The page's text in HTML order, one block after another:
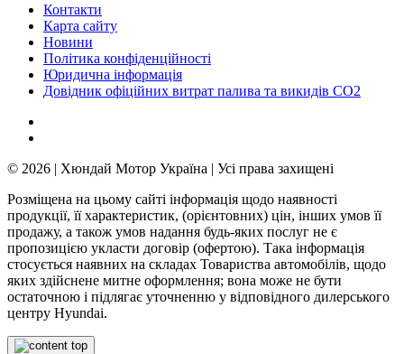
Контакти
Карта сайту
Новини
Політика конфіденційності
Юридична інформація
Довідник офіційних витрат палива та викидів СО2
© 2026 | Хюндай Мотор Україна | Усі права захищені
Розміщена на цьому сайті інформація щодо наявності
продукції, її характеристик, (орієнтовних) цін, інших умов її
продажу, а також умов надання будь-яких послуг не є
пропозицією укласти договір (офертою). Така інформація
стосується наявних на складах Товариства автомобілів, щодо
яких здійснене митне оформлення; вона може не бути
остаточною і підлягає уточненню у відповідного дилерського
центру Hyundai.